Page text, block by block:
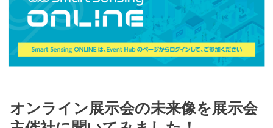
オンライン展示会の未来像を展示会